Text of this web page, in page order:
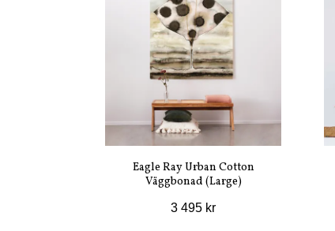
Eagle Ray Urban Cotton
Väggbonad (Large)
3 495 kr